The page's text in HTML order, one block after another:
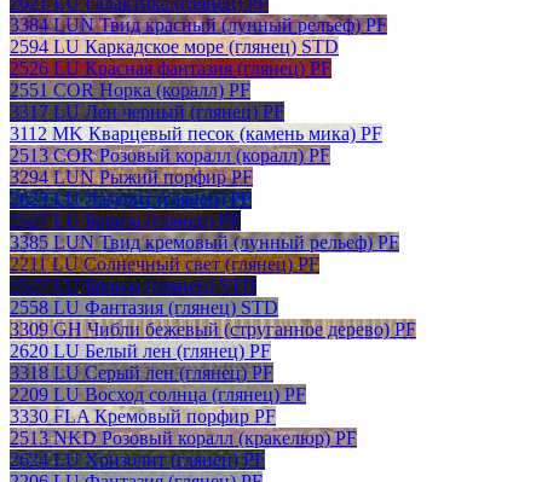
3384 LUN Твид красный (лунный рельеф) PF
2594 LU Каркадское море (глянец) STD
2526 LU Красная фантазия (глянец) PF
2551 COR Норка (коралл) PF
3317 LU Лен черный (глянец) PF
3112 MK Кварцевый песок (камень мика) PF
2513 COR Розовый коралл (коралл) PF
3294 LUN Рыжий порфир PF
2623 LU Лазурит (глянец) PF
2527 LU Бронза (глянец) PF
3385 LUN Твид кремовый (лунный рельеф) PF
2211 LU Солнечный свет (глянец) PF
2527 LU Бронза (глянец) STD
2558 LU Фантазия (глянец) STD
3309 GH Чибли бежевый (струганное дерево) PF
2620 LU Белый лен (глянец) PF
3318 LU Серый лен (глянец) PF
2209 LU Восход солнца (глянец) PF
3330 FLA Кремовый порфир PF
2513 NKD Розовый коралл (кракелюр) PF
2624 LU Хризолит (глянец) PF